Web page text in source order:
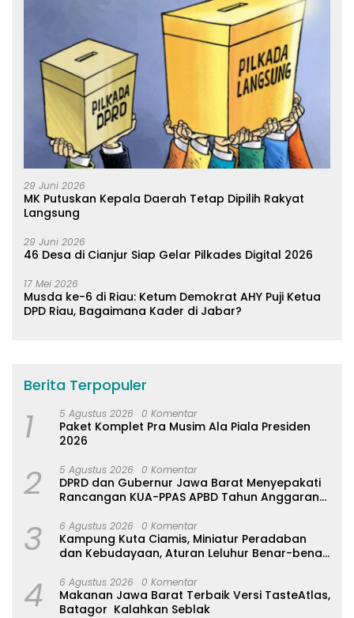
29 Juni 2026
MK Putuskan Kepala Daerah Tetap Dipilih Rakyat
Langsung
29 Juni 2026
46 Desa di Cianjur Siap Gelar Pilkades Digital 2026
17 Mei 2026
Musda ke-6 di Riau: Ketum Demokrat AHY Puji Ketua
DPD Riau, Bagaimana Kader di Jabar?
Berita Terpopuler
1 5 Agustus 2026 0 Komentar
Paket Komplet Pra Musim Ala Piala Presiden
2026
2 5 Agustus 2026 0 Komentar
DPRD dan Gubernur Jawa Barat Menyepakati
Rancangan KUA-PPAS APBD Tahun Anggaran
3 6 Agustus 2026 0 Komentar
Kampung Kuta Ciamis, Miniatur Peradaban
dan Kebudayaan, Aturan Leluhur Benar-benar
4 6 Agustus 2026 0 Komentar
Makanan Jawa Barat Terbaik Versi TasteAtlas,
Batagor Kalahkan Seblak